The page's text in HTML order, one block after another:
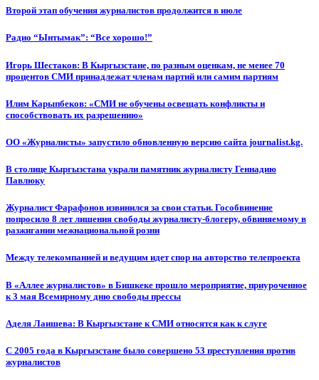
Второй этап обучения журналистов продолжится в июле
Радио “Ынтымак”: “Все хорошо!”
Игорь Шестаков: В Кыргызстане, по разным оценкам, не менее 70
процентов СМИ принадлежат членам партий или самим партиям
Илим Карыпбеков: «СМИ не обучены освещать конфликты и
способствовать их разрешению»
ОО «Журналисты» запустило обновленную версию сайта journalist.kg.
В столице Кыргызстана украли памятник журналисту Геннадию
Павлюку
Журналист Фарафонов извинился за свои статьи. Гособвинение
попросило 8 лет лишения свободы журналисту-блогеру, обвиняемому в
разжигании межнациональной розни
Между телекомпанией и ведущим идет спор на авторство телепроекта
В «Аллее журналистов» в Бишкеке прошло мероприятие, приуроченное
к 3 мая Всемирному дню свободы прессы
Аделя Лаишева: В Кыргызстане к СМИ относятся как к слуге
С 2005 года в Кыргызстане было совершено 53 преступления против
журналистов